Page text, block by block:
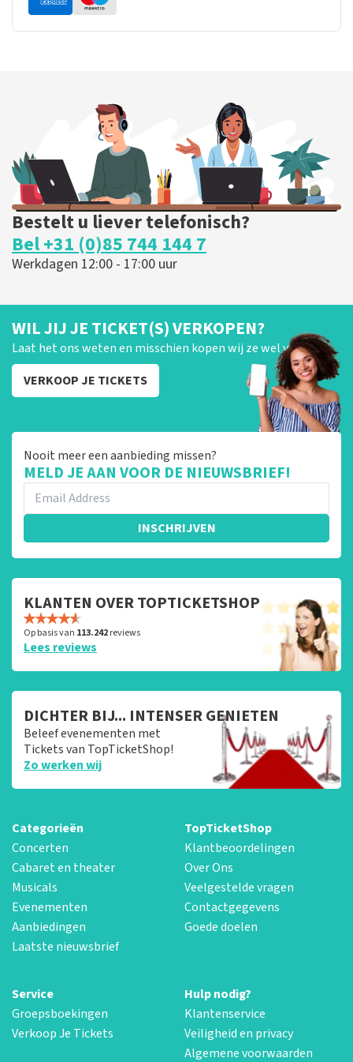
Bestelt u liever telefonisch?
Bel +31 (0)85 744 144 7
Werkdagen 12:00 - 17:00 uur
WIL JIJ JE TICKET(S) VERKOPEN?
Laat het ons weten en misschien kopen wij ze wel van je!
VERKOOP JE TICKETS
Nooit meer een aanbieding missen?
MELD JE AAN VOOR DE NIEUWSBRIEF!
INSCHRIJVEN
KLANTEN OVER TOPTICKETSHOP
Op basis van 113.242reviews
Lees reviews
DICHTER BIJ... INTENSER GENIETEN
Beleef evenementen met
Tickets van TopTicketShop!
Zo werken wij
Categorieën
Concerten
Cabaret en theater
Musicals
Evenementen
Aanbiedingen
Laatste nieuwsbrief
TopTicketShop
Klantbeoordelingen
Over Ons
Veelgestelde vragen
Contactgegevens
Goede doelen
Service
Groepsboekingen
Verkoop Je Tickets
Hulp nodig?
Klantenservice
Veiligheid en privacy
Algemene voorwaarden